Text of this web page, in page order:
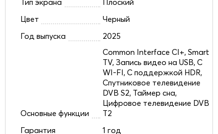
Цвет
Черный
Год выпуска
2025
Основные функции
Common Interface CI+, Smart
TV, Запись видео на USB, С
WI-FI, С поддержкой HDR,
Спутниковое телевидение
DVB S2, Таймер сна,
Цифровое телевидение DVB
T2
Гарантия
1 год